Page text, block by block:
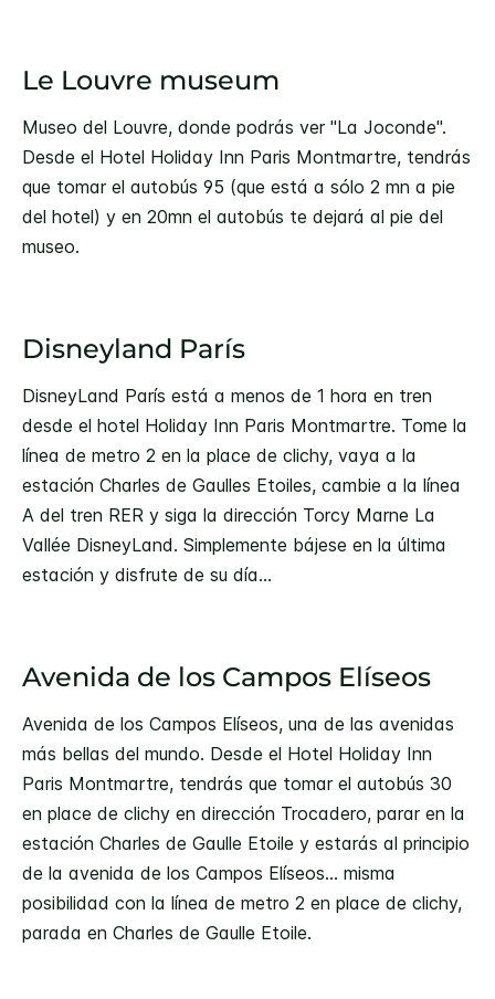
Le Louvre museum
Museo del Louvre, donde podrás ver "La Joconde".
Desde el Hotel Holiday Inn Paris Montmartre, tendrás
que tomar el autobús 95 (que está a sólo 2 mn a pie
del hotel) y en 20mn el autobús te dejará al pie del
museo.
Disneyland París
DisneyLand París está a menos de 1 hora en tren
desde el hotel Holiday Inn Paris Montmartre. Tome la
línea de metro 2 en la place de clichy, vaya a la
estación Charles de Gaulles Etoiles, cambie a la línea
A del tren RER y siga la dirección Torcy Marne La
Vallée DisneyLand. Simplemente bájese en la última
estación y disfrute de su día...
Avenida de los Campos Elíseos
Avenida de los Campos Elíseos, una de las avenidas
más bellas del mundo. Desde el Hotel Holiday Inn
Paris Montmartre, tendrás que tomar el autobús 30
en place de clichy en dirección Trocadero, parar en la
estación Charles de Gaulle Etoile y estarás al principio
de la avenida de los Campos Elíseos... misma
posibilidad con la línea de metro 2 en place de clichy,
parada en Charles de Gaulle Etoile.